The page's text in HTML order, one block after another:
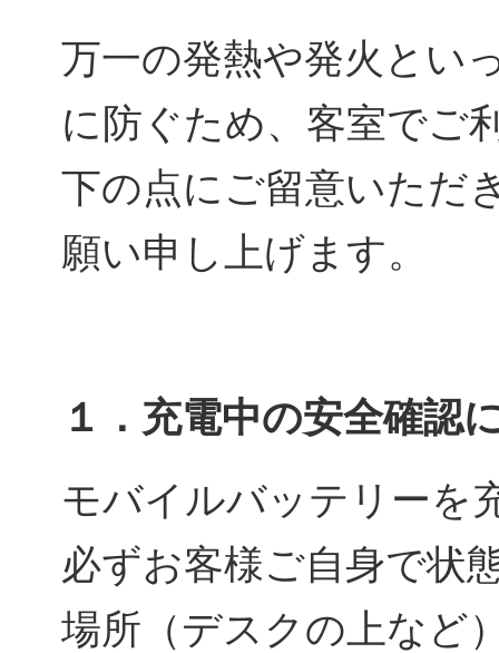
万一の発熱や発火とい
に防ぐため、客室でご
下の点にご留意いただ
願い申し上げます。
１．充電中の安全確認
モバイルバッテリーを
必ずお客様ご自身で状
場所（デスクの上など